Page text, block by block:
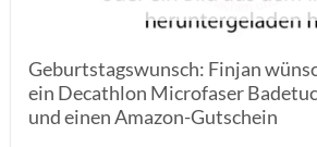
Geburtstagswunsch: Finjan
ein Decathlon Microfaser
und einen Amazon-Gutschein